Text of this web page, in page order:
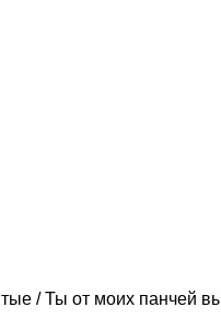
/ Ты от моих панчей